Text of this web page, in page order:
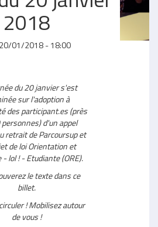
2018
01/2018 - 18:00
du 20 janvier s'est
sur l'adoption à
des participant.es (près
d'un appel
retrait de Parcoursup et
de loi Orientation et
-lol !- Etudiante (ORE).
le texte dans ce
billet.
! Mobilisez autour
de vous !